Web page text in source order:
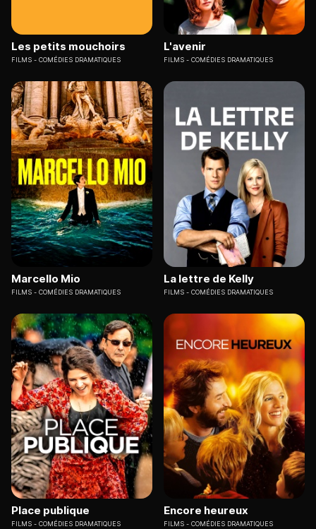
Les petits mouchoirs
FILMS COMÉDIES DRAMATIQUES
L'avenir
FILMS COMÉDIES DRAMATIQUES
Marcello Mio
FILMS COMÉDIES DRAMATIQUES
La lettre de Kelly
FILMS COMÉDIES DRAMATIQUES
Place publique
FILMS COMÉDIES DRAMATIQUES
Encore heureux
FILMS COMÉDIES DRAMATIQUES